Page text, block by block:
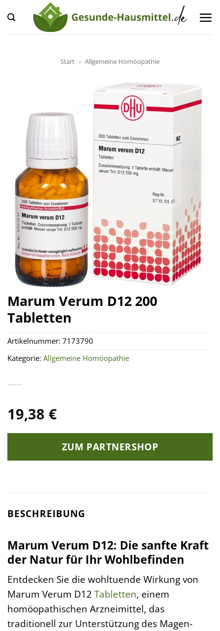
Inhalt
springen
Start » Allgemeine Homöopathie
Marum Verum D12 200
Tabletten
19,38 €
ZUM PARTNERSHOP
Artikelnummer: 7173790
Kategorie: Allgemeine Homöopathie
BESCHREIBUNG
Marum Verum D12: Die sanfte Kraft
der Natur für Ihr Wohlbefinden
Entdecken Sie die wohltuende Wirkung von
Marum Verum D12 Tabletten, einem
homöopathischen Arzneimittel, das
traditionell zur Unterstützung des Magen-